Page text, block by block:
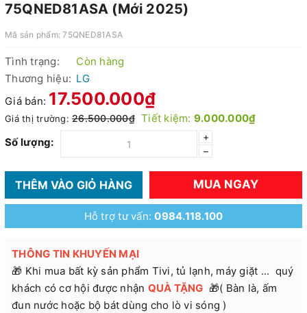
75QNED81ASA (Mới 2025)
Mã sản phẩm:75QNED81ASA
Tình trạng:
Còn hàng
Thương hiệu: LG
Giá bán: 17.500.000₫
Giá thị trường: 26.500.000₫ Tiết kiệm: 9.000.000₫
Số lượng:
+
–
THÊM VÀO GIỎ HÀNG MUA NGAY
Hỗ trợ tư vấn:0984.118.100
THÔNG TIN KHUYẾN MẠI
🎁 Khi mua bất kỳ sản phẩm Tivi, tủ lạnh, máy giặt ... quý
khách có cơ hội được nhận QUÀ TẶNG 🎁( Bàn là, ấm
đun nước hoặc bộ bát dùng cho lò vi sóng )